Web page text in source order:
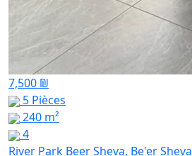
7,500 ₪
5 Pièces
240 m²
4
River Park Beer Sheva, Be'er Sheva